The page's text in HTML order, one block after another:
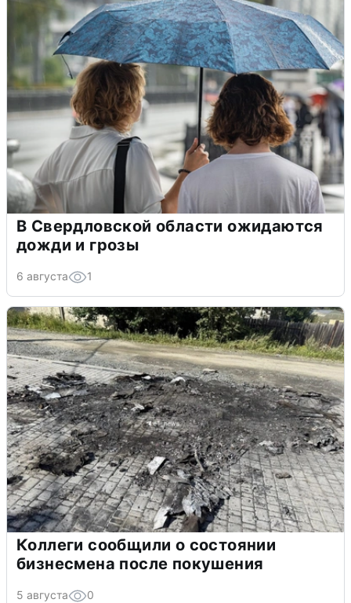
В Свердловской области ожидаются
дожди и грозы
6 августа 1
Коллеги сообщили о состоянии
бизнесмена после покушения
5 августа 0